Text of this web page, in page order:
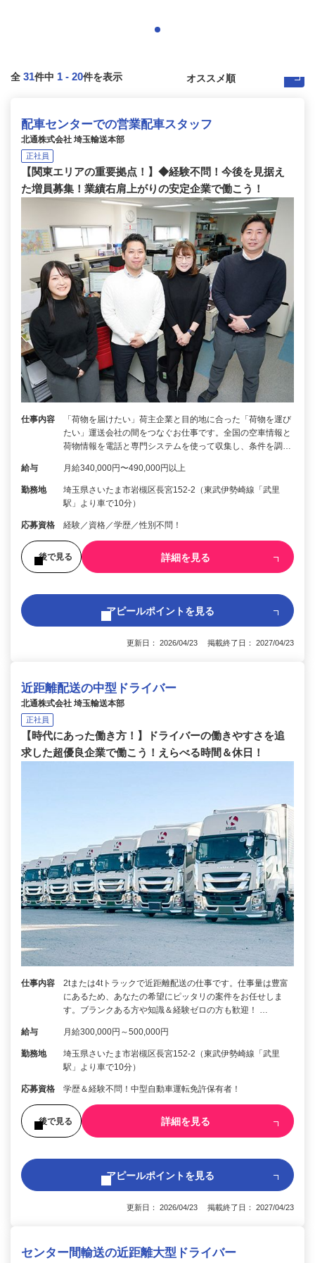
全 31件中 1 - 20件を表示
配車センターでの営業配車スタッフ
北通株式会社 埼玉輸送本部
正社員
【関東エリアの重要拠点！】◆経験不問！今後を見据え
た増員募集！業績右肩上がりの安定企業で働こう！
仕事内容
「荷物を届けたい」荷主企業と目的地に合った「荷物を運び
たい」運送会社の間をつなぐお仕事です。全国の空車情報と
荷物情報を電話と専門システムを使って収集し、条件を調…
給与 月給340,000円〜490,000円以上
勤務地
埼玉県さいたま市岩槻区長宮152-2（東武伊勢崎線「武里
駅」より車で10分）
応募資格 経験／資格／学歴／性別不問！
後で見る 詳細を見る
アピールポイントを見る
更新日： 2026/04/23 掲載終了日： 2027/04/23
近距離配送の中型ドライバー
北通株式会社 埼玉輸送本部
正社員
【時代にあった働き方！】ドライバーの働きやすさを追
求した超優良企業で働こう！えらべる時間＆休日！
仕事内容
2tまたは4tトラックで近距離配送の仕事です。仕事量は豊富
にあるため、あなたの希望にピッタリの案件をお任せしま
す。ブランクある方や知識＆経験ゼロの方も歓迎！ …
給与 月給300,000円～500,000円
勤務地
埼玉県さいたま市岩槻区長宮152-2（東武伊勢崎線「武里
駅」より車で10分）
応募資格 学歴＆経験不問！中型自動車運転免許保有者！
後で見る 詳細を見る
アピールポイントを見る
更新日： 2026/04/23 掲載終了日： 2027/04/23
センター間輸送の近距離大型ドライバー